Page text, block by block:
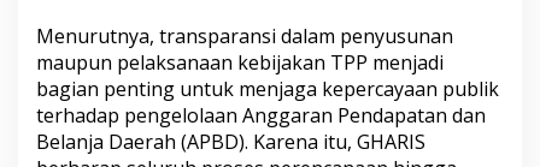
a
h
D
i
c
a
Menurutnya, transparansi dalam penyusunan
maupun pelaksanaan kebijakan TPP menjadi
bagian penting untuk menjaga kepercayaan publik
terhadap pengelolaan Anggaran Pendapatan dan
Belanja Daerah (APBD). Karena itu, GHARIS